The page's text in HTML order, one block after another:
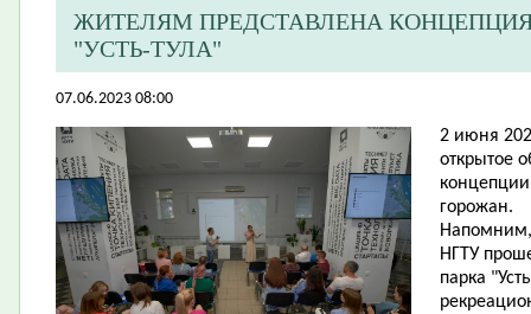
ЖИТЕЛЯМ ПРЕДСТАВЛЕНА КОНЦЕПЦИЯ
"УСТЬ-ТУЛА"
07.06.2023 08:00
​2 июня
открытое
концепции
горожан.
Напомним,
НГТУ
парка